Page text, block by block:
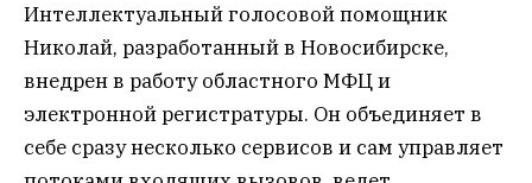
Интеллектуальный голосовой помощник
Николай, разработанный в Новосибирске,
внедрен в работу областного МФЦ и
электронной регистратуры. Он объединяет в
себе сразу несколько сервисов и сам управляет